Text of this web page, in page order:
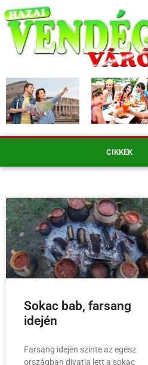
CIKKEK
Sokac bab, farsang
idején
Farsang idején szinte az egész
országban divatja lett a sokac